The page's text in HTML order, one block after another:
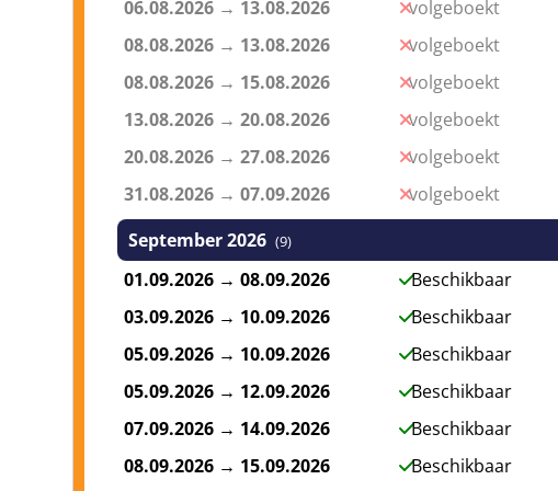
Deze boottocht zal wederom langs de grotten van
trekken om de dolfijnen te spotten. Meerprijs:
Jetski (per 2)
Samen met 1 van je vrienden de wateren van Albufeira
halfuur lang zal je gaan varen, jij eerst een kwartier
achterop zit. Meerprijs:100 euro voor 2 personen.
Parasailing
Bij parasailen zal je boven het water de lucht
fantastisch uitzicht, ook een ervaring die je niet snel zal
Kayakken
Met de kayak krijg je de kans om de grote,
Click map to enable scroll zoom
06.08.2026 → 13.08.2026 volgeboekt
08.08.2026 → 13.08.2026 volgeboekt
08.08.2026 → 15.08.2026 volgeboekt
13.08.2026 →20.08.2026 volgeboekt
20.08.2026 →27.08.2026 volgeboekt
31.08.2026 →07.09.2026 volgeboekt
September 2026 (9)
01.09.2026 →08.09.2026 Beschikbaar
03.09.2026 → 10.09.2026 Beschikbaar
05.09.2026 → 10.09.2026 Beschikbaar
05.09.2026 → 12.09.2026 Beschikbaar
07.09.2026 → 14.09.2026 Beschikbaar
08.09.2026 → 15.09.2026 Beschikbaar